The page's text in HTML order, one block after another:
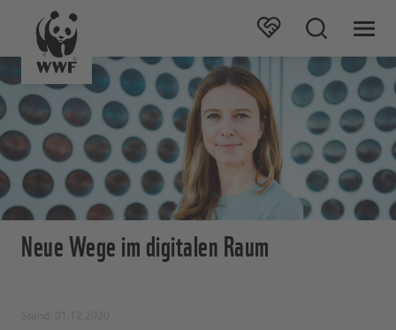
Neue Wege im digitalen Raum